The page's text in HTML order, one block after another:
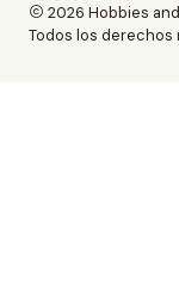
2026 Hobbies
Todos los derechos